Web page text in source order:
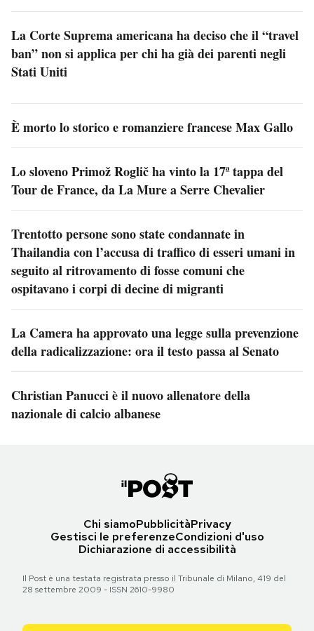
La Corte Suprema americana ha deciso che il “travel
ban” non si applica per chi ha già dei parenti negli
Stati Uniti
È morto lo storico e romanziere francese Max Gallo
Lo sloveno Primož Roglič ha vinto la 17ª tappa del
Tour de France, da La Mure a Serre Chevalier
Trentotto persone sono state condannate in
Thailandia con l’accusa di traffico di esseri umani in
seguito al ritrovamento di fosse comuni che
ospitavano i corpi di decine di migranti
La Camera ha approvato una legge sulla prevenzione
della radicalizzazione: ora il testo passa al Senato
Christian Panucci è il nuovo allenatore della
nazionale di calcio albanese
Chi siamoPubblicitàPrivacy
Gestisci le preferenzeCondizioni d'uso
Dichiarazione di accessibilità
Il Post è una testata registrata presso il Tribunale di Milano, 419 del
28 settembre 2009 - ISSN 2610-9980